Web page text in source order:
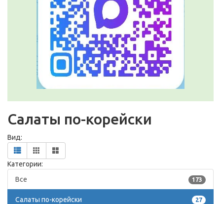
Салаты по-корейски
Вид:
Категории:
Все
173
Салаты по-корейски 27